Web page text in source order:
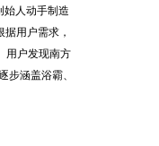
人动手制造
用户需求，
用户发现南方
涵盖浴霸、